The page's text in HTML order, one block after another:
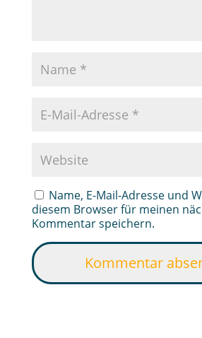
Name, E-Mail-Adresse und
diesem Browser für meinen
Kommentar speichern.